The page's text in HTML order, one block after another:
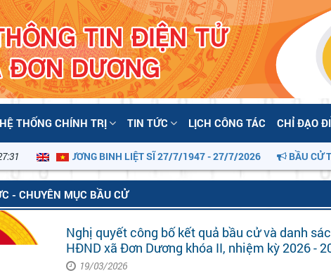
HỆ THỐNG CHÍNH TRỊ TIN TỨC LỊCH CÔNG TÁC CHỈ ĐẠO
THƯƠNG BINH LIỆT SĨ 27/7/1947 - 27/7/2026 BẦU CỬ
- CHUYÊN MỤC BẦU CỬ
Nghị quyết công bố kết quả bầu cử và danh
HĐND xã Đơn Dương khóa II, nhiệm kỳ 2026 -
19/03/2026